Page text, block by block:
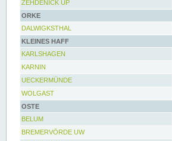
ZEHDENICK UP
ORKE
DALWIGKSTHAL
KLEINES HAFF
KARLSHAGEN
KARNIN
UECKERMÜNDE
WOLGAST
OSTE
BELUM
BREMERVÖRDE UW